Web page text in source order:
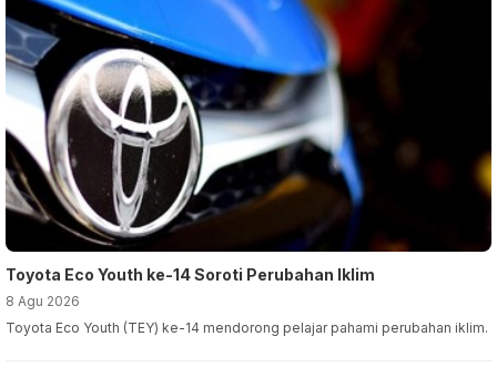
Toyota Eco Youth ke-14 Soroti Perubahan Iklim
8 Agu 2026
Toyota Eco Youth (TEY) ke-14 mendorong pelajar pahami perubahan iklim.